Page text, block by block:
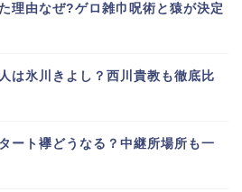
理由なぜ?ゲロ雑巾呪術と猿が決定
は氷川きよし？西川貴教も徹底比
ート襷どうなる？中継所場所も一